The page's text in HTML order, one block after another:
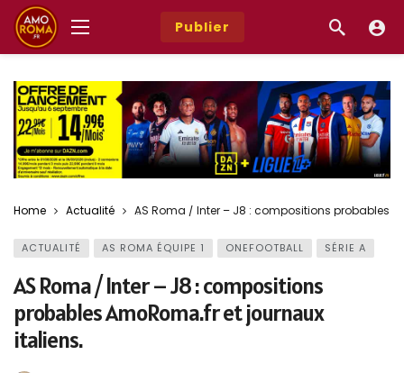
Publier
Home Actualité AS Roma / Inter – J8 : compositions probables
ACTUALITÉ AS ROMA ÉQUIPE 1 ONEFOOTBALL SÉRIE A
AS Roma / Inter – J8 : compositions
probables AmoRoma.fr et journaux
italiens.